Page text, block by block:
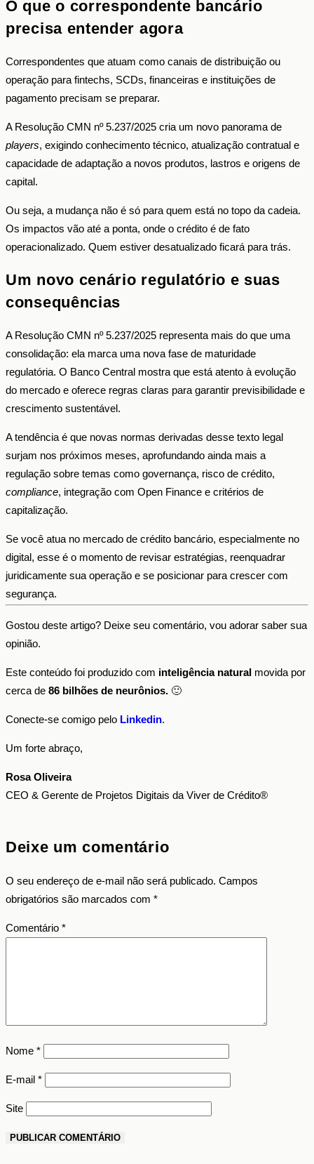
O que o correspondente bancário
precisa entender agora
Correspondentes que atuam como canais de distribuição ou
operação para fintechs, SCDs, financeiras e instituições de
pagamento precisam se preparar.
A Resolução CMN nº 5.237/2025 cria um novo panorama de
players, exigindo conhecimento técnico, atualização contratual e
capacidade de adaptação a novos produtos, lastros e origens de
capital.
Ou seja, a mudança não é só para quem está no topo da cadeia.
Os impactos vão até a ponta, onde o crédito é de fato
operacionalizado. Quem estiver desatualizado ficará para trás.
Um novo cenário regulatório e suas
consequências
A Resolução CMN nº 5.237/2025 representa mais do que uma
consolidação: ela marca uma nova fase de maturidade
regulatória. O Banco Central mostra que está atento à evolução
do mercado e oferece regras claras para garantir previsibilidade e
crescimento sustentável.
A tendência é que novas normas derivadas desse texto legal
surjam nos próximos meses, aprofundando ainda mais a
regulação sobre temas como governança, risco de crédito,
compliance, integração com Open Finance e critérios de
capitalização.
Se você atua no mercado de crédito bancário, especialmente no
digital, esse é o momento de revisar estratégias, reenquadrar
juridicamente sua operação e se posicionar para crescer com
segurança.
Gostou deste artigo? Deixe seu comentário, vou adorar saber sua
opinião.
Este conteúdo foi produzido com inteligência natural movida por
cerca de 86 bilhões de neurônios. 🙂
Conecte-se comigo pelo Linkedin.
Um forte abraço,
Rosa Oliveira
CEO & Gerente de Projetos Digitais da Viver de Crédito®
Deixe um comentário
O seu endereço de e-mail não será publicado. Campos
obrigatórios são marcados com *
Comentário *
Nome *
E-mail *
Site